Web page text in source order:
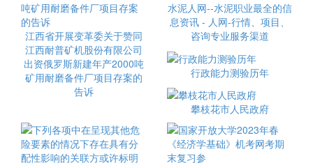
江西省开展变革委关于赞同
江西耐普矿机股份有限公司
出资俄罗斯新建年产2000吨
矿用耐磨备件厂项目存案的
告诉
水泥人网--水泥职业最全的信
息资讯 - 人网-行情、项目、
咨询专业服务渠道
行政能力测验历年
攀枝花市人民政府